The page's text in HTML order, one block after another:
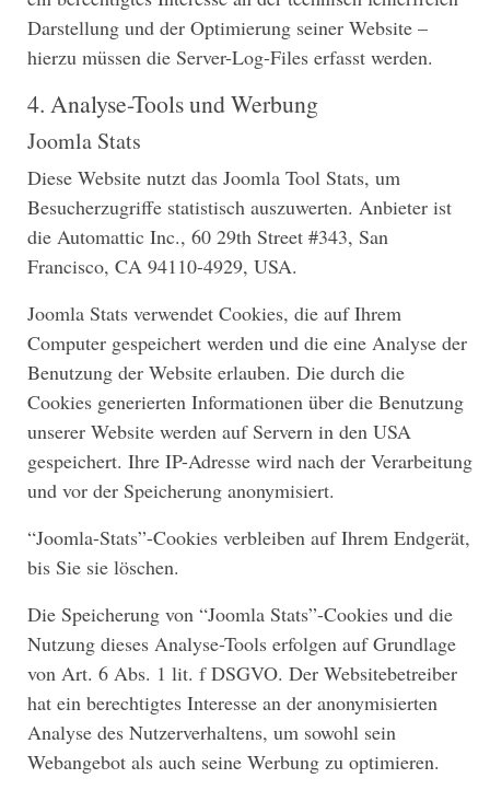
Darstellung und der Optimierung seiner Website –
hierzu müssen die Server-Log-Files erfasst werden.
4. Analyse-Tools und Werbung
Joomla Stats
Diese Website nutzt das Joomla Tool Stats, um
Besucherzugriffe statistisch auszuwerten. Anbieter ist
die Automattic Inc., 60 29th Street #343, San
Francisco, CA 94110-4929, USA.
Joomla Stats verwendet Cookies, die auf Ihrem
Computer gespeichert werden und die eine Analyse der
Benutzung der Website erlauben. Die durch die
Cookies generierten Informationen über die Benutzung
unserer Website werden auf Servern in den USA
gespeichert. Ihre IP-Adresse wird nach der Verarbeitung
und vor der Speicherung anonymisiert.
“Joomla-Stats”-Cookies verbleiben auf Ihrem Endgerät,
bis Sie sie löschen.
Die Speicherung von “Joomla Stats”-Cookies und die
Nutzung dieses Analyse-Tools erfolgen auf Grundlage
von Art. 6 Abs. 1 lit. f DSGVO. Der Websitebetreiber
hat ein berechtigtes Interesse an der anonymisierten
Analyse des Nutzerverhaltens, um sowohl sein
Webangebot als auch seine Werbung zu optimieren.